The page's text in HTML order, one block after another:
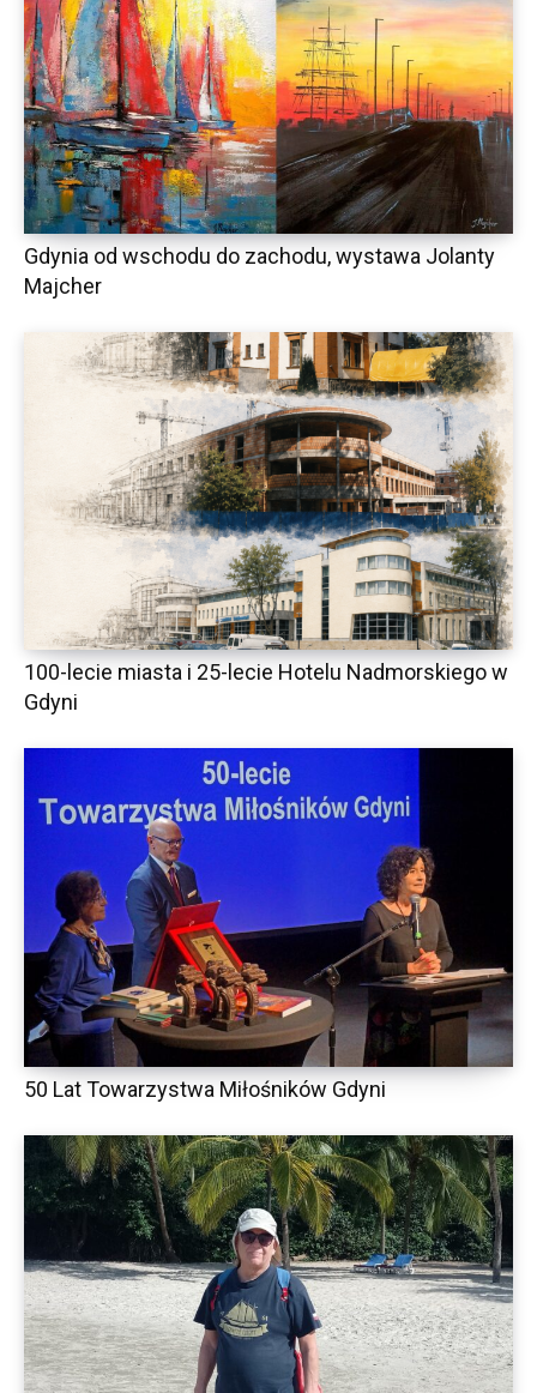
Gdynia od wschodu do zachodu, wystawa Jolanty
Majcher
100-lecie miasta i 25-lecie Hotelu Nadmorskiego w
Gdyni
50 Lat Towarzystwa Miłośników Gdyni